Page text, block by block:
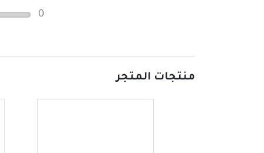
0
منتجات المتجر